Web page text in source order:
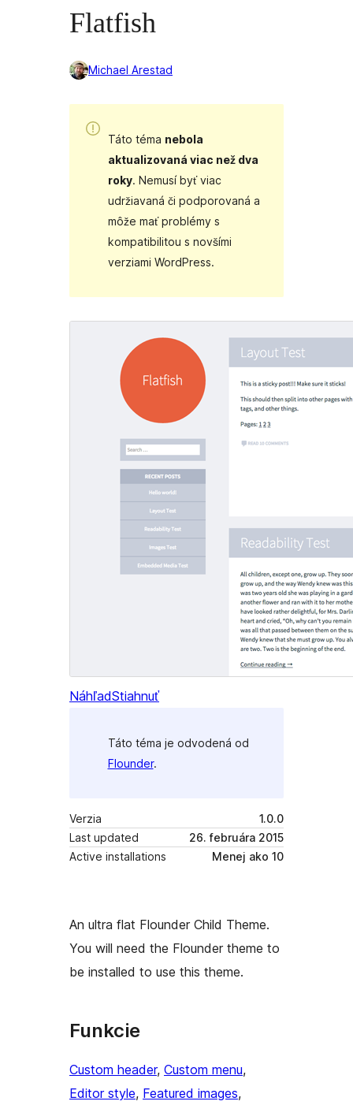
Flatfish
Michael Arestad
Táto téma nebola
aktualizovaná viac než dva
roky. Nemusí byť viac
udržiavaná či podporovaná a
môže mať problémy s
kompatibilitou s novšími
verziami WordPress.
NáhľadStiahnuť
Táto téma je odvodená od
Flounder.
Verzia
1.0.0
Last updated
26. februára 2015
Active installations
Menej ako 10
An ultra flat Flounder Child Theme.
You will need the Flounder theme to
be installed to use this theme.
Funkcie
Custom header, Custom menu
Editor style, Featured images